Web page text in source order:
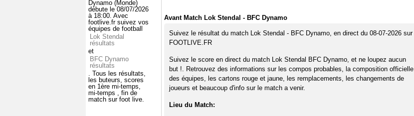
Dynamo (Monde)
débute le 08/07/2026
à 18:00. Avec
footlive.fr suivez vos
équipes de football
Lok Stendal
résultats
et
BFC Dynamo
résultats
. Tous les résultats,
les buteurs, scores
en 1ère mi-temps,
mi-temps , fin de
match sur foot live.
Avant Match Lok Stendal - BFC Dynamo
Suivez le résultat du match Lok Stendal - BFC Dynamo, en direct du 08-07-2026 sur
FOOTLIVE.FR
Suivez le score en direct du match Lok Stendal BFC Dynamo, et ne loupez aucun
but !. Retrouvez des informations sur les compos probables, la composition officielle
des équipes, les cartons rouge et jaune, les remplacements, les changements de
joueurs et beaucoup d'info sur le match a venir.
Lieu du Match: